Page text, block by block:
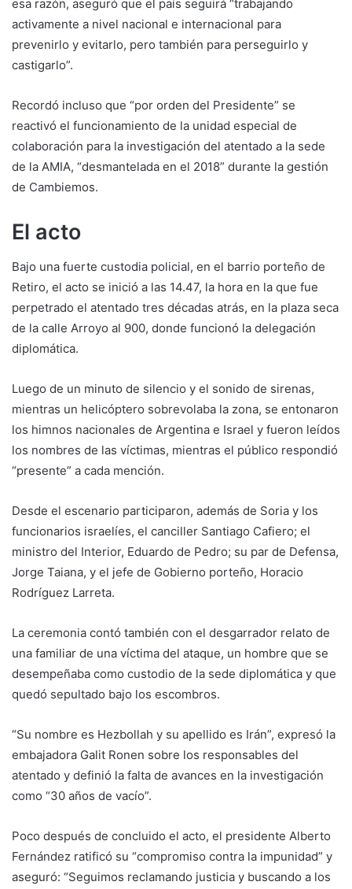
esa razón, aseguró que el país seguirá “trabajando
activamente a nivel nacional e internacional para
prevenirlo y evitarlo, pero también para perseguirlo y
castigarlo”.
Recordó incluso que “por orden del Presidente” se
reactivó el funcionamiento de la unidad especial de
colaboración para la investigación del atentado a la sede
de la AMIA, “desmantelada en el 2018” durante la gestión
de Cambiemos.
El acto
Bajo una fuerte custodia policial, en el barrio porteño de
Retiro, el acto se inició a las 14.47, la hora en la que fue
perpetrado el atentado tres décadas atrás, en la plaza seca
de la calle Arroyo al 900, donde funcionó la delegación
diplomática.
Luego de un minuto de silencio y el sonido de sirenas,
mientras un helicóptero sobrevolaba la zona, se entonaron
los himnos nacionales de Argentina e Israel y fueron leídos
los nombres de las víctimas, mientras el público respondió
“presente” a cada mención.
Desde el escenario participaron, además de Soria y los
funcionarios israelíes, el canciller Santiago Cafiero; el
ministro del Interior, Eduardo de Pedro; su par de Defensa,
Jorge Taiana, y el jefe de Gobierno porteño, Horacio
Rodríguez Larreta.
La ceremonia contó también con el desgarrador relato de
una familiar de una víctima del ataque, un hombre que se
desempeñaba como custodio de la sede diplomática y que
quedó sepultado bajo los escombros.
“Su nombre es Hezbollah y su apellido es Irán”, expresó la
embajadora Galit Ronen sobre los responsables del
atentado y definió la falta de avances en la investigación
como “30 años de vacío”.
Poco después de concluido el acto, el presidente Alberto
Fernández ratificó su “compromiso contra la impunidad” y
aseguró: “Seguimos reclamando justicia y buscando a los